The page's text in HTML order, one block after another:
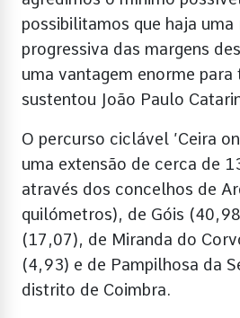
possibilitamos que haja
progressiva das margens
uma vantagem enorme para
sustentou João Paulo
O percurso ciclável ’Ceira
uma extensão de cerca de
através dos concelhos de
quilómetros), de Góis
(17,07), de Miranda do
(4,93) e de Pampilhosa da
distrito de Coimbra.